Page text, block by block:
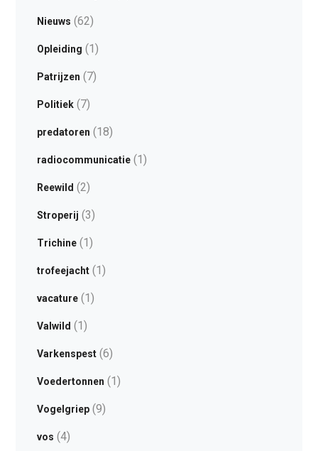
Nieuws (62)
Opleiding (1)
Patrijzen (7)
Politiek(7)
predatoren (18)
radiocommunicatie(1)
Reewild (2)
Stroperij (3)
Trichine(1)
trofeejacht(1)
vacature(1)
Valwild (1)
Varkenspest(6)
Voedertonnen (1)
Vogelgriep(9)
vos (4)